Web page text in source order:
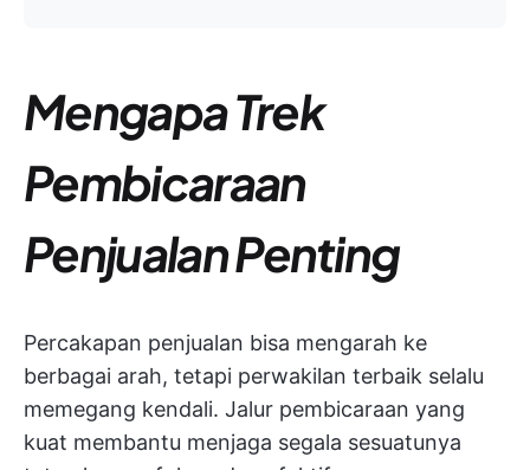
Mengapa Trek
Pembicaraan
Penjualan Penting
Percakapan penjualan bisa mengarah ke
berbagai arah, tetapi perwakilan terbaik selalu
memegang kendali. Jalur pembicaraan yang
kuat membantu menjaga segala sesuatunya